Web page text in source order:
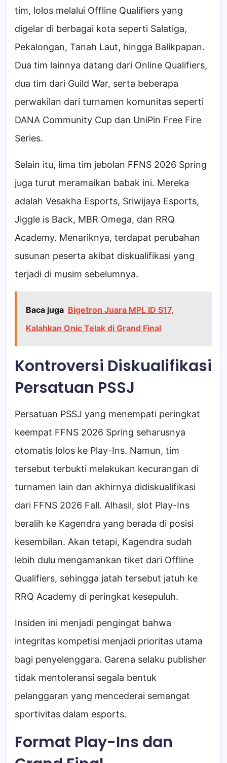
tim, lolos melalui Offline Qualifiers yang
digelar di berbagai kota seperti Salatiga,
Pekalongan, Tanah Laut, hingga Balikpapan.
Dua tim lainnya datang dari Online Qualifiers,
dua tim dari Guild War, serta beberapa
perwakilan dari turnamen komunitas seperti
DANA Community Cup dan UniPin Free Fire
Series.
Selain itu, lima tim jebolan FFNS 2026 Spring
juga turut meramaikan babak ini. Mereka
adalah Vesakha Esports, Sriwijaya Esports,
Jiggle is Back, MBR Omega, dan RRQ
Academy. Menariknya, terdapat perubahan
susunan peserta akibat diskualifikasi yang
terjadi di musim sebelumnya.
Baca juga Bigetron Juara MPL ID S17,
Kalahkan Onic Telak di Grand Final
Kontroversi Diskualifikasi
Persatuan PSSJ
Persatuan PSSJ yang menempati peringkat
keempat FFNS 2026 Spring seharusnya
otomatis lolos ke Play-Ins. Namun, tim
tersebut terbukti melakukan kecurangan di
turnamen lain dan akhirnya didiskualifikasi
dari FFNS 2026 Fall. Alhasil, slot Play-Ins
beralih ke Kagendra yang berada di posisi
kesembilan. Akan tetapi, Kagendra sudah
lebih dulu mengamankan tiket dari Offline
Qualifiers, sehingga jatah tersebut jatuh ke
RRQ Academy di peringkat kesepuluh.
Insiden ini menjadi pengingat bahwa
integritas kompetisi menjadi prioritas utama
bagi penyelenggara. Garena selaku publisher
tidak mentoleransi segala bentuk
pelanggaran yang mencederai semangat
sportivitas dalam esports.
Format Play-Ins dan